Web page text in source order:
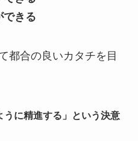
できる
都合の良いカタチを目
に精進する」という決意